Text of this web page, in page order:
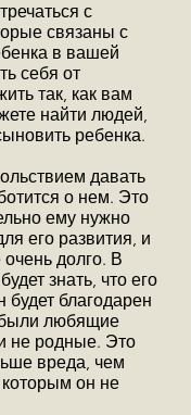
с
связаны с
в вашей
себя от
так, как вам
найти людей,
ребенка.
давать
о нем. Это
ему нужно
его развития, и
долго. В
знать, что его
благодарен
были любящие
не родные. Это
вреда, чем
он не